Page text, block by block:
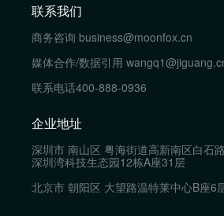
联系我们
商务咨询 business@moonfox.cn
媒体合作/数据引用
联系电话400-888-0936
企业地址
深圳市 南山区 粤海街道高新南区白石
深圳湾科技生态园12栋A座31层
北京市 朝阳区 大望路温特莱中心B座6